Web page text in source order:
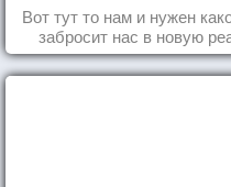
Вот тут то нам и нужен
забросит нас в новую